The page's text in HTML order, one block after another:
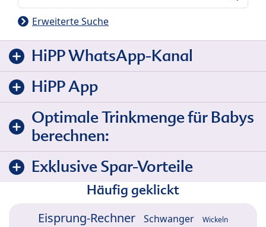
Erweiterte Suche
HiPP WhatsApp-Kanal
HiPP App
Optimale Trinkmenge für Babys
berechnen:
Exklusive Spar-Vorteile
Häufig geklickt
Eisprung-Rechner Schwanger Wickeln